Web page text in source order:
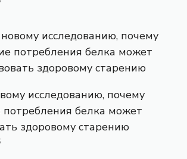
исследованию, почему
белка может
здоровому старению